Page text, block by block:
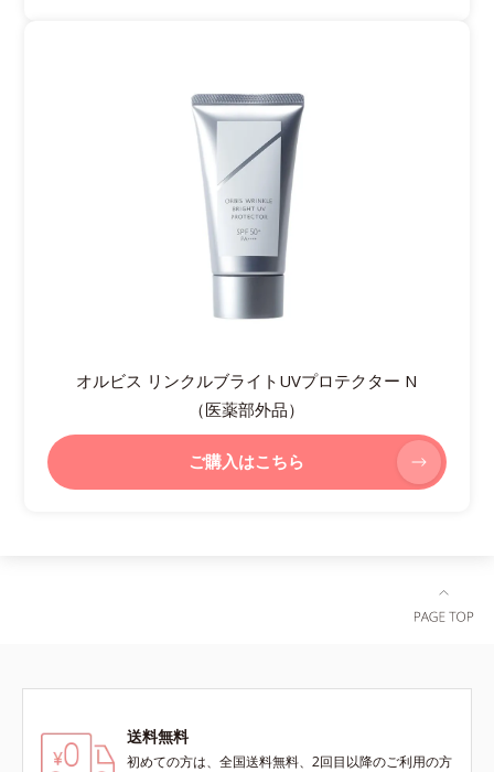
オルビス リンクルブライトUVプロテクター N
（医薬部外品）
ご購入はこちら
送料無料
初めての方は、全国送料無料、2回目以降のご利用の方